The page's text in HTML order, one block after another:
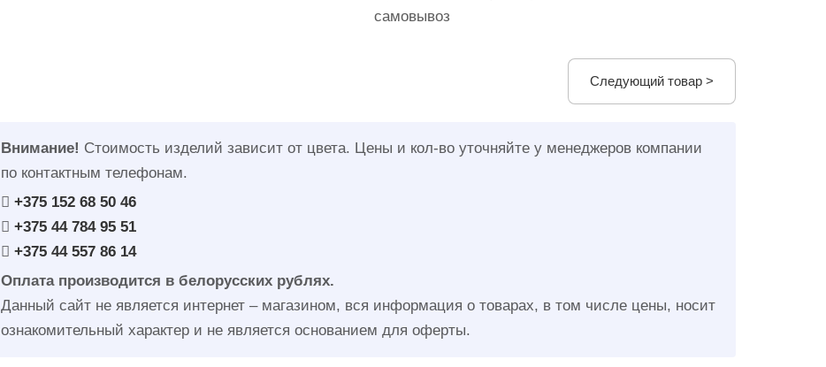
самовывоз
Следующий товар >
Внимание! Стоимость изделий зависит от цвета. Цены и кол-во уточняйте у менеджеров компании
по контактным телефонам.
+375 152 68 50 46
+375 44 784 95 51
+375 44 557 86 14
Оплата производится в белорусских рублях.
Данный сайт не является интернет – магазином, вся информация о товарах, в том числе цены, носит
ознакомительный характер и не является основанием для оферты.